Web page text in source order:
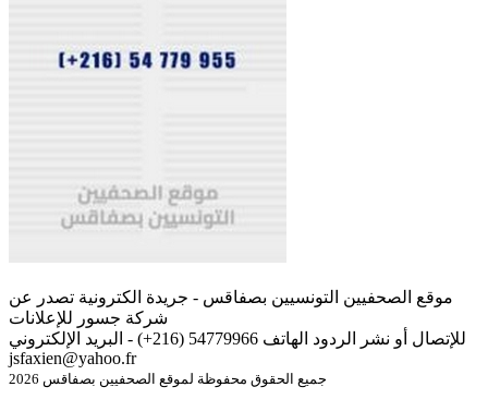
موقع الصحفيين التونسيين بصفاقس - جريدة الكترونية تصدر عن
شركة جسور للإعلانات
للإتصال أو نشر الردود الهاتف 54779966 (216+) - البريد الإلكتروني
jsfaxien@yahoo.fr
جميع الحقوق محفوظة لموقع الصحفيين بصفاقس 2026